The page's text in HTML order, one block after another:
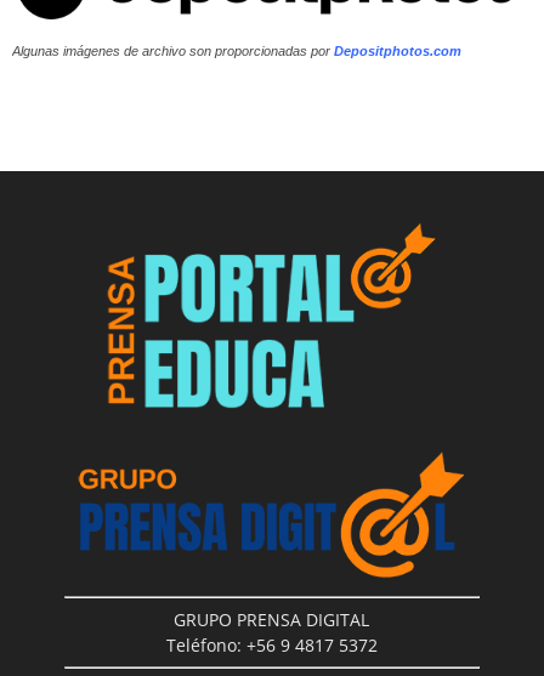
Algunas imágenes de archivo son proporcionadas por Depositphotos.com
GRUPO PRENSA DIGITAL
Teléfono: +56 9 4817 5372